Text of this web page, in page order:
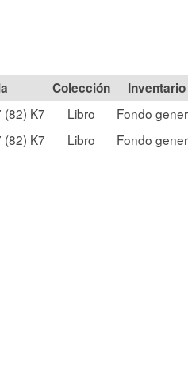
Colección
(82) K7 Libro Fondo
(82) K7 Libro Fondo